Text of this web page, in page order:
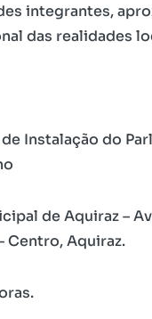
integrantes,
das realidades
Instalação do
de Aquiraz –
Centro, Aquiraz.